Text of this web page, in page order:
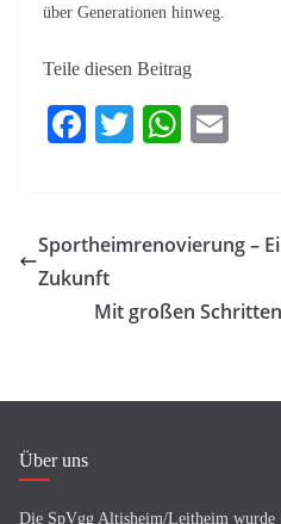
über Generationen hinweg.
Teile diesen Beitrag
Fa
ok
T
r
W
A
Sportheimrenovierung –
Zukunft
Mit großen
Über uns
Die SpVgg Altisheim/Leitheim wurde